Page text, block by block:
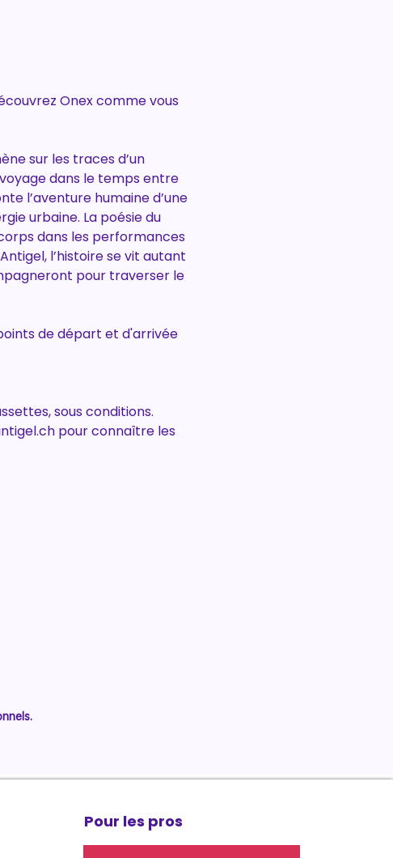
Onex comme vous
sur les traces d’un
dans le temps entre
l’aventure humaine d’une
urbaine. La poésie du
dans les performances
l’histoire se vit autant
pour traverser le
de départ et d'arrivée
sous conditions.
pour connaître les
Pour les pros